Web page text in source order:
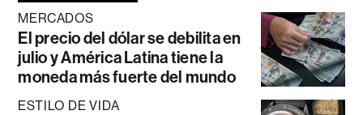
MERCADOS
El precio del dólar se debilita en
julio y América Latina tiene la
moneda más fuerte del mundo
ESTILO DE VIDA